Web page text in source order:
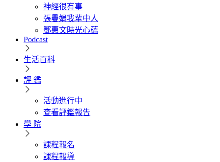
神經很有事
張曼娟我輩中人
鄧惠文時光心蘊
Podcast
生活百科
評 鑑
活動進行中
查看評鑑報告
學 院
課程報名
課程報導